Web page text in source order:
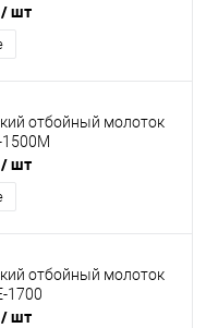
/ шт
отбойный молоток
/ шт
отбойный молоток
1700
/ шт